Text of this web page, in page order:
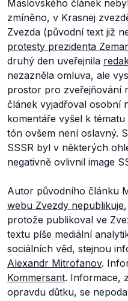
Maslovského článek
zmíněno, v Krasnej
Zvezda (původní text již
protesty prezidenta
druhý den uveřejnila
nezazněla omluva, ale
prostor pro zveřejňování
článek vyjadřoval osobní
komentáře vyšel k tématu
tón ovšem není oslavný.
SSSR byl v některých
negativně ovlivnil image
Autor původního článku
webu Zvezdy nepublikuje
protože publikoval ve
textu píše mediální
sociálních věd, stejnou
Alexandr Mitrofanov.
Kommersant. Informace,
opravdu důtku, se